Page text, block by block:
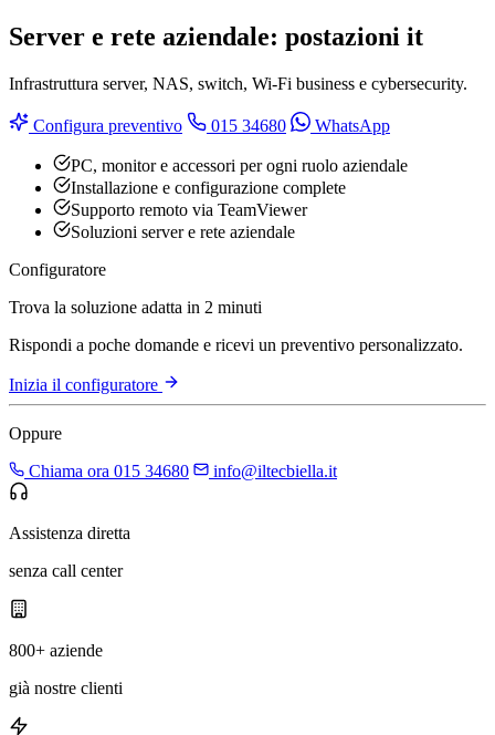
Server e rete aziendale: postazioni it
Infrastruttura server, NAS, switch, Wi-Fi business e cybersecurity.
Configura preventivo 015 34680 WhatsApp
PC, monitor e accessori per ogni ruolo aziendale
Installazione e configurazione complete
Supporto remoto via TeamViewer
Soluzioni server e rete aziendale
Configuratore
Trova la soluzione adatta in 2 minuti
Rispondi a poche domande e ricevi un preventivo personalizzato.
Inizia il configuratore
Oppure
Chiama ora 015 34680
info@iltecbiella.it
Assistenza diretta
senza call center
800+ aziende
già nostre clienti